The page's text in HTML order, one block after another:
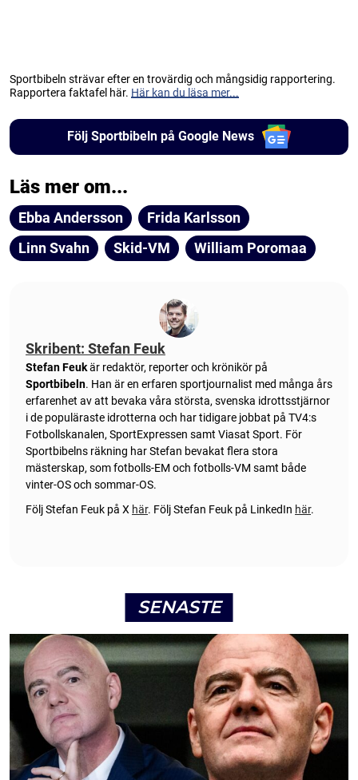
Sportbibeln strävar efter en trovärdig och mångsidig rapportering.
Rapportera faktafel här. Här kan du läsa mer...
Följ Sportbibeln på Google News
Läs mer om...
Ebba Andersson
Frida Karlsson
Linn Svahn
Skid-VM William Poromaa
Skribent: Stefan Feuk
Stefan Feukär redaktör, reporter och krönikör på
Sportbibeln. Han är en erfaren sportjournalist med många års
erfarenhet av att bevaka våra största, svenska idrottsstjärnor
i de populäraste idrotterna och har tidigare jobbat på TV4:s
Fotbollskanalen, SportExpressen samt Viasat Sport. För
Sportbibelns räkning har Stefan bevakat flera stora
mästerskap, som fotbolls-EM och fotbolls-VM samt både
vinter-OS och sommar-OS.
Följ Stefan Feuk på X här. Följ Stefan Feuk på LinkedIn här.
SENASTE